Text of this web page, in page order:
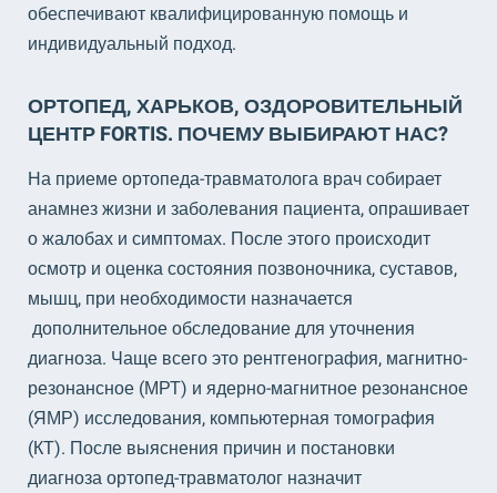
обеспечивают квалифицированную помощь и
индивидуальный подход.
ОРТОПЕД, ХАРЬКОВ, ОЗДОРОВИТЕЛЬНЫЙ
ЦЕНТР FORTIS. ПОЧЕМУ ВЫБИРАЮТ НАС?
На приеме ортопеда-травматолога врач собирает
анамнез жизни и заболевания пациента, опрашивает
о жалобах и симптомах. После этого происходит
осмотр и оценка состояния позвоночника, суставов,
мышц, при необходимости назначается
дополнительное обследование для уточнения
диагноза. Чаще всего это рентгенография, магнитно-
резонансное (МРТ) и ядерно-магнитное резонансное
(ЯМР) исследования, компьютерная томография
(КТ). После выяснения причин и постановки
диагноза ортопед-травматолог назначит